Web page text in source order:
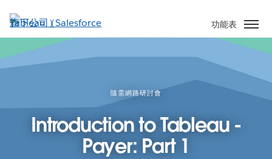
至
主
容
功能表
隨需網路研討會
Introduction to Tableau -
Payer: Part 1